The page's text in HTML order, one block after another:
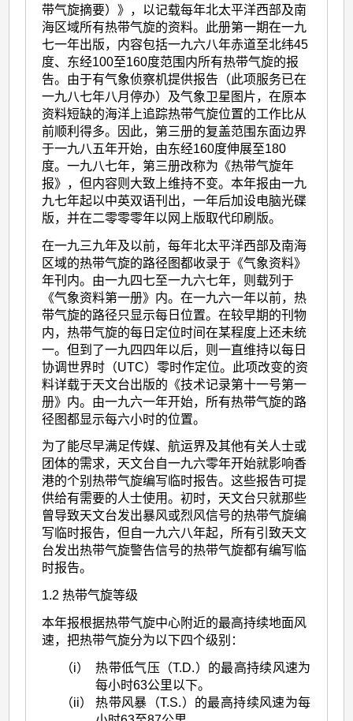
带气旋摘要）》，以记载每年北太平洋西部及南
海区域所有热带气旋的资料。此册第一期在一九
七一年出版，内容包括一九六八年赤道至北纬45
度、东经100至160度范围内所有热带气旋的报
告。由于有气象侦察机提供报告（此项服务已在
一九八七年八月停办）及气象卫星图片，在原本
资料短缺的海洋上追踪热带气旋位置的工作比从
前顺利得多。因此，第三册的复盖范围东面边界
于一九八五年开始，由东经160度伸展至180
度。一九八七年，第三册改称为《热带气旋年
报》，但内容则大致上维持不变。本年报由一九
九七年起以中英双语刊出，一年后加设电脑光碟
版，并在二零零零年以网上版取代印刷版。
在一九三九年及以前，每年北太平洋西部及南海
区域的热带气旋的路径图都收录于《气象资料》
年刊内。由一九四七至一九六七年，则载列于
《气象资料第一册》内。在一九六一年以前，热
带气旋的路径只显示每日位置。在较早期的刊物
内，热带气旋的每日定位时间在某程度上还未统
一。但到了一九四四年以后，则一直维持以每日
协调世界时（UTC）零时作定位。此项改变的资
料详载于天文台出版的《技术记录第十一号第一
册》内。由一九六一年开始，所有热带气旋的路
径图都显示每六小时的位置。
为了能尽早满足传媒、航运界及其他有关人士或
团体的需求，天文台自一九六零年开始就影响香
港的个别热带气旋编写临时报告。这些报告可提
供给有需要的人士使用。初时，天文台只就那些
曾导致天文台发出暴风或烈风信号的热带气旋编
写临时报告，但自一九六八年起，所有引致天文
台发出热带气旋警告信号的热带气旋都有编写临
时报告。
1.2 热带气旋等级
本年报根据热带气旋中心附近的最高持续地面风
速，把热带气旋分为以下四个级别：
（i）
热带低气压（T.D.）的最高持续风速为
每小时63公里以下。
（ii）
热带风暴（T.S.）的最高持续风速为每